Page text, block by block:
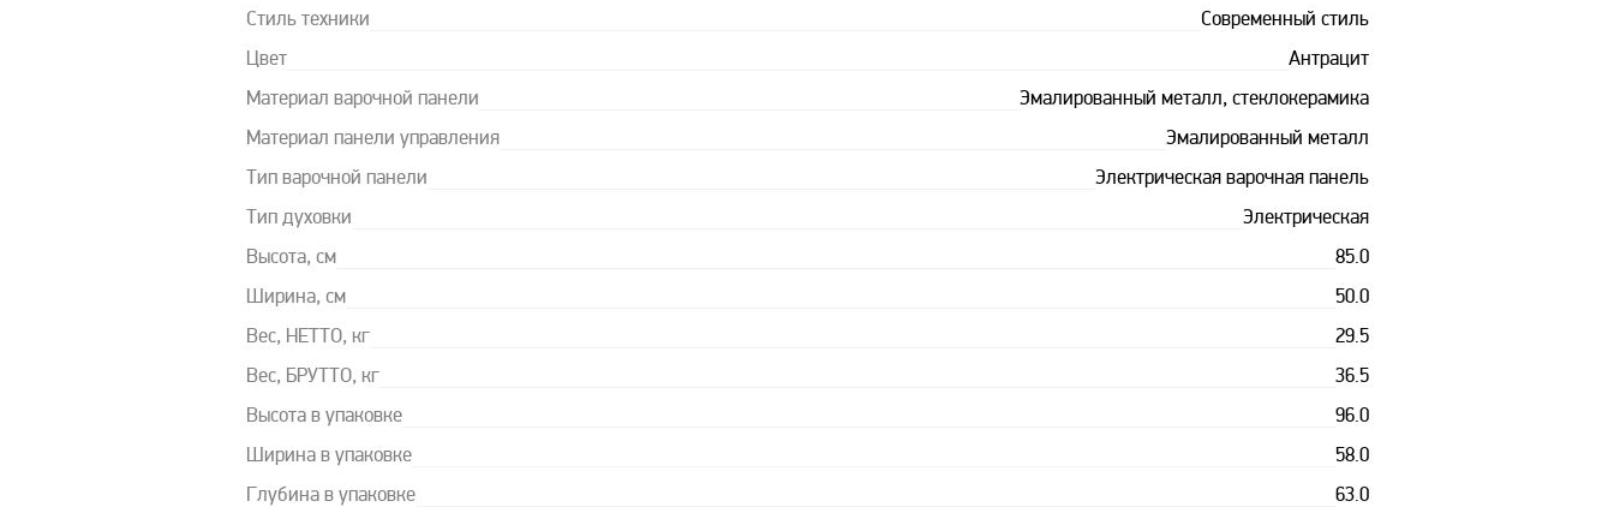
Стиль техники Современный стиль
Цвет Антрацит
Материал варочной панели Эмалированный металл, стеклокерамика
Материал панели управления Эмалированный металл
Тип варочной панели Электрическая варочная панель
Тип духовки Электрическая
Высота, см 85.0
Ширина, см 50.0
Вес, НЕТТО, кг 29.5
Вес, БРУТТО, кг 36.5
Высота в упаковке 96.0
Ширина в упаковке 58.0
Глубина в упаковке 63.0